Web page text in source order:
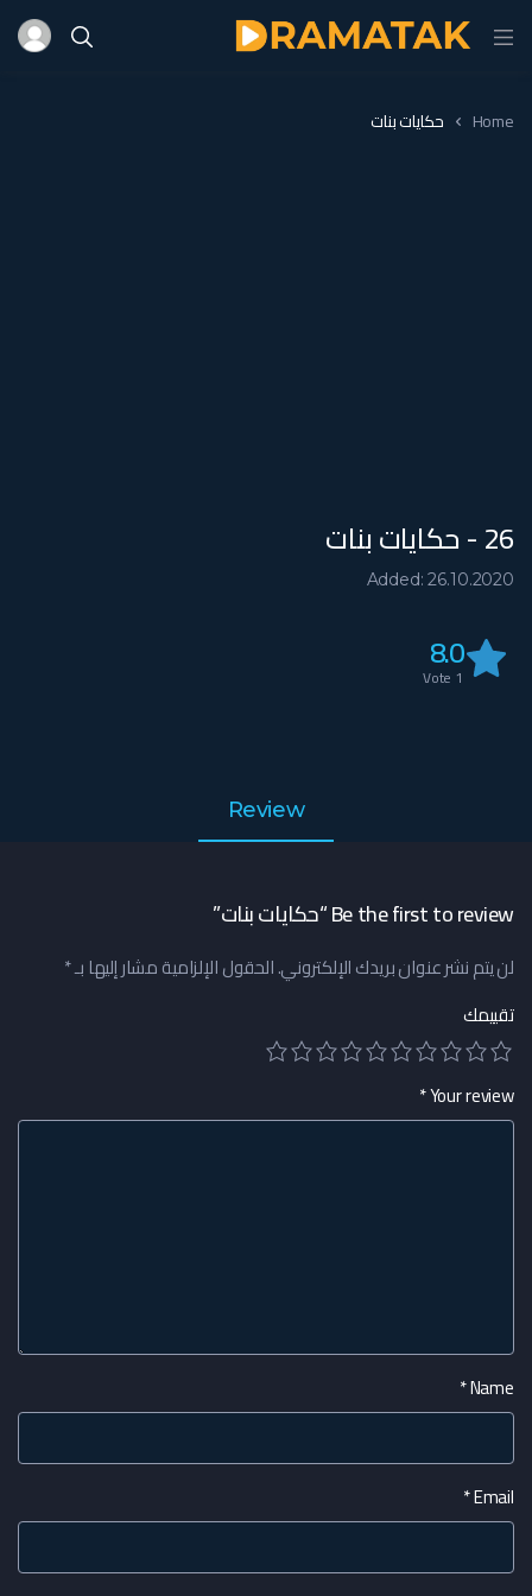
Home حكايات بنات
26 - حكايات بنات
Added: 26.10.2020
8.0
1
Review
Be the first to review “حكايات بنات”
لن يتم نشر عنوان بريدك الإلكتروني.الحقول الإلزامية مشار إليها بـ*
تقييمك
Your review
*
Name
*
Email
*